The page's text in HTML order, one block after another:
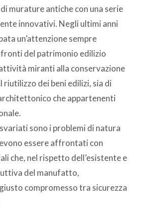
murature antiche con una serie
innovativi. Negli ultimi anni
un’attenzione sempre
del patrimonio edilizio
miranti alla conservazione
riutilizzo dei beni edilizi, sia di
che appartenenti
sono i problemi di natura
essere affrontati con
che, nel rispetto dell’esistente e
del manufatto,
compromesso tra sicurezza